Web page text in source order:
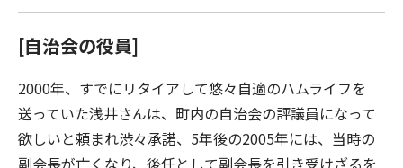
[自治会の役員]
2000年、すでにリタイアして悠々自適のハムライフを
送っていた浅井さんは、町内の自治会の評議員になって
欲しいと頼まれ渋々承諾、5年後の2005年には、当時の
副会長が亡くなり、後任として副会長を引き受けざるを